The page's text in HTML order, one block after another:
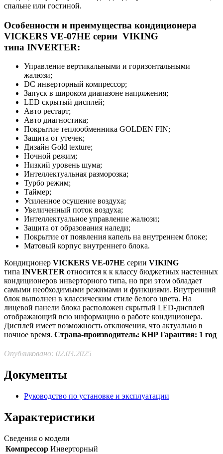
спальне или гостиной.
Особенности и преимущества кондиционера
VICKERS VE-07HE серии VIKING
типа INVERTER:
Управление вертикальными и горизонтальными
жалюзи;
DC инверторный компрессор;
Запуск в широком диапазоне напряжения;
LED скрытый дисплей;
Авто рестарт;
Авто диагностика;
Покрытие теплообменника GOLDEN FIN;
Защита от утечек;
Дизайн Gold texture;
Ночной режим;
Низкий уровень шума;
Интеллектуальная разморозка;
Турбо режим;
Таймер;
Усиленное осушение воздуха;
Увеличенный поток воздуха;
Интеллектуальное управление жалюзи;
Защита от образования наледи;
Покрытие от появления капель на внутреннем блоке;
Матовый корпус внутреннего блока.
Кондиционер VICKERS VE-07HE серии VIKING
типа INVERTER относится к к классу бюджетных настенных
кондиционеров инверторного типа, но при этом обладает
самыми необходимыми режимами и функциями. Внутренний
блок выполнен в классическим стиле белого цвета. На
лицевой панели блока расположен скрытый LED-дисплей
отображающий всю информацию о работе кондиционера.
Дисплей имеет возможность отключения, что актуально в
ночное время. Страна-производитель: КНР Гарантия: 1 год
Опубликовано: 02.03.2025
Документы
Руководство по установке и эксплуатации
Характеристики
Сведения о модели
Компрессор Инверторный